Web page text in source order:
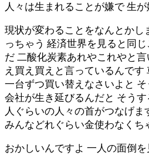
人々は生まれることが嫌で 生
現状が変わることをなんとかし
っちゃう 経済世界を見ると同
だ 二酸化炭素あれやこれやと
え買え買えと言っているんです
一台ずつ買い替えなさいよと
会社が生き延びるんだと そう
人ぐらいの人々の首がつなげま
みんなどれぐらい金使わなくち
おかしいんですよ 一人の面倒